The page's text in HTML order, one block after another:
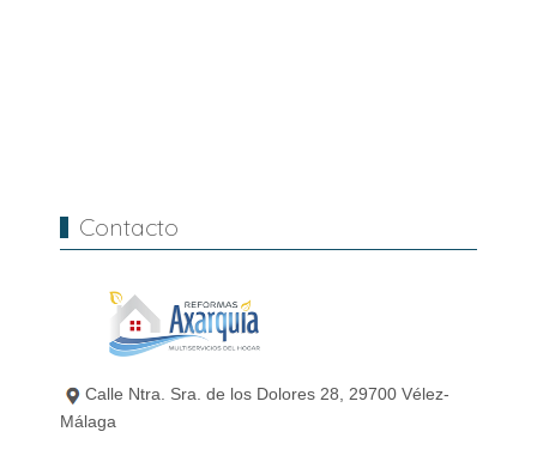
Contacto
Calle Ntra. Sra. de los Dolores 28, 29700 Vélez-
Málaga